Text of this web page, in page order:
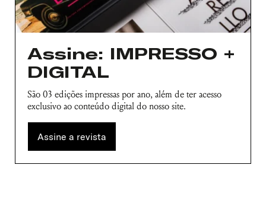
Assine: IMPRESSO +
DIGITAL
São 03 edições impressas por ano, além de ter acesso
exclusivo ao conteúdo digital do nosso site.
Assine a revista